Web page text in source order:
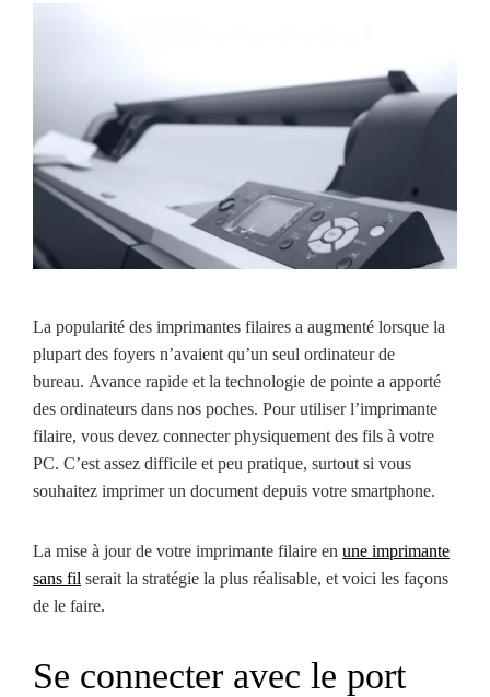
La popularité des imprimantes filaires a augmenté lorsque la
plupart des foyers n’avaient qu’un seul ordinateur de
bureau. Avance rapide et la technologie de pointe a apporté
des ordinateurs dans nos poches. Pour utiliser l’imprimante
filaire, vous devez connecter physiquement des fils à votre
PC. C’est assez difficile et peu pratique, surtout si vous
souhaitez imprimer un document depuis votre smartphone.
La mise à jour de votre imprimante filaire en une imprimante
sans fil serait la stratégie la plus réalisable, et voici les façons
de le faire.
Se connecter avec le port